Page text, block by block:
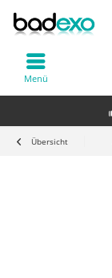
Menü
Übersicht